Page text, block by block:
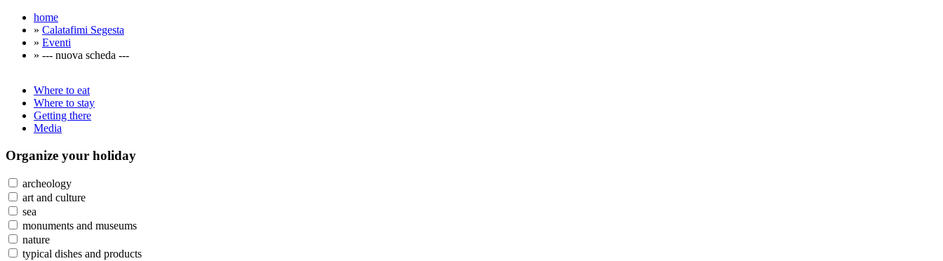
home
» Calatafimi Segesta
» Eventi
» --- nuova scheda ---
Where to eat
Where to stay
Getting there
Media
Organize your holiday
archeology
art and culture
sea
monuments and museums
nature
typical dishes and products